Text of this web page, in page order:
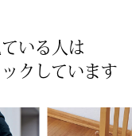
ウオッチ
いる人は
クしています